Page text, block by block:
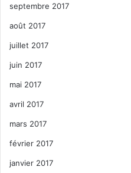
septembre 2017
août 2017
juillet 2017
juin 2017
mai 2017
avril 2017
mars 2017
février 2017
janvier 2017